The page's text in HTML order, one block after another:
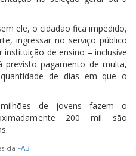
ele, o cidadão fica impedido,
ingressar no serviço público
de ensino – inclusive
previsto pagamento de multa,
de dias em que o
de jovens fazem o
200 mil são
da FAB